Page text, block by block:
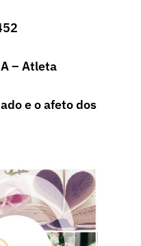
– Atleta
e o afeto dos